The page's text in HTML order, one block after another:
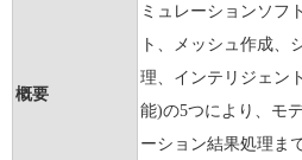
概要
ミュレーションソフ
ト、メッシュ作成、
理、インテリジェン
能)の5つにより、モ
ーション結果処理ま